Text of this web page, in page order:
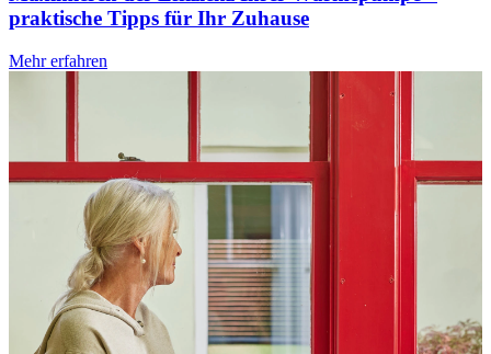
praktische Tipps für Ihr Zuhause
Mehr erfahren